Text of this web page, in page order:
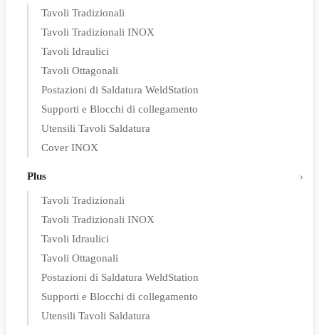
Tavoli Tradizionali
Tavoli Tradizionali INOX
Tavoli Idraulici
Tavoli Ottagonali
Postazioni di Saldatura WeldStation
Supporti e Blocchi di collegamento
Utensili Tavoli Saldatura
Cover INOX
Plus
Tavoli Tradizionali
Tavoli Tradizionali INOX
Tavoli Idraulici
Tavoli Ottagonali
Postazioni di Saldatura WeldStation
Supporti e Blocchi di collegamento
Utensili Tavoli Saldatura